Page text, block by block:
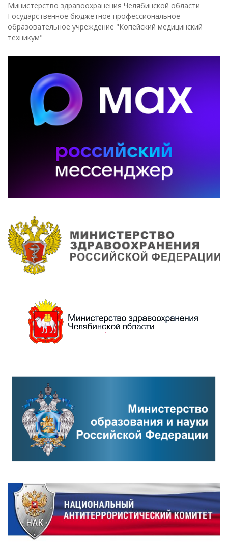
Министерство здравоохранения Челябинской области
Государственное бюджетное профессиональное
образовательное учреждение "Копейский медицинский
техникум"